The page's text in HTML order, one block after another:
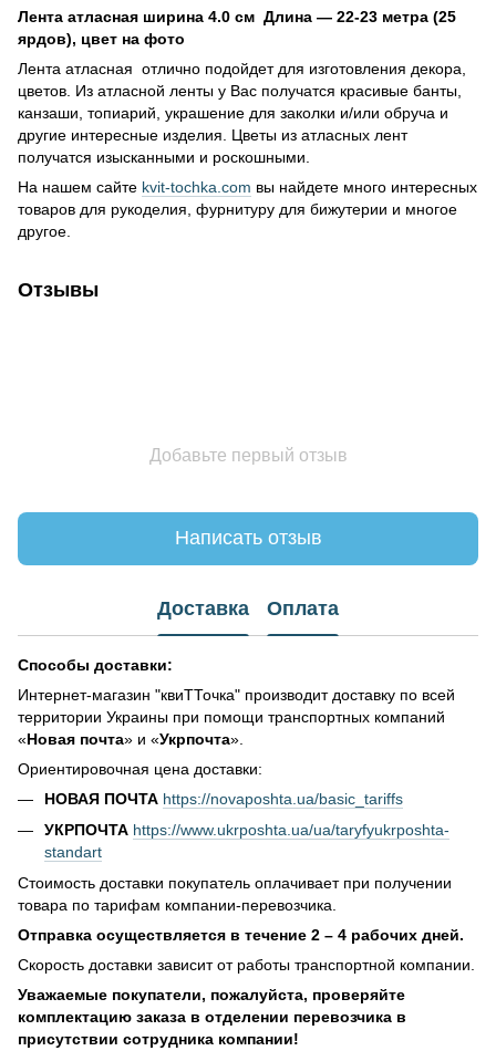
Лента атласная ширина 4.0 см Длина ― 22-23 метра (25
ярдов), цвет на фото
Лента атласная отлично подойдет для изготовления декора,
цветов. Из атласной ленты у Вас получатся красивые банты,
канзаши, топиарий, украшение для заколки и/или обруча и
другие интересные изделия. Цветы из атласных лент
получатся изысканными и роскошными.
На нашем сайте kvit-tochka.com вы найдете много интересных
товаров для рукоделия, фурнитуру для бижутерии и многое
другое.
Отзывы
Добавьте первый отзыв
Написать отзыв
Доставка Оплата
Способы доставки:
Интернет-магазин "квиТТочка" производит доставку по всей
территории Украины при помощи транспортных компаний
«Новая почта» и «Укрпочта».
Ориентировочная цена доставки:
НОВАЯ ПОЧТА https://novaposhta.ua/basic_tariffs
УКРПОЧТА https://www.ukrposhta.ua/ua/taryfyukrposhta-
standart
Стоимость доставки покупатель оплачивает при получении
товара по тарифам компании-перевозчика.
Отправка осуществляется в течение 2 – 4 рабочих дней.
Скорость доставки зависит от работы транспортной компании.
Уважаемые покупатели, пожалуйста, проверяйте
комплектацию заказа в отделении перевозчика в
присутствии сотрудника компании!